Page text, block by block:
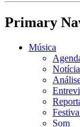
Primary
Música
Som